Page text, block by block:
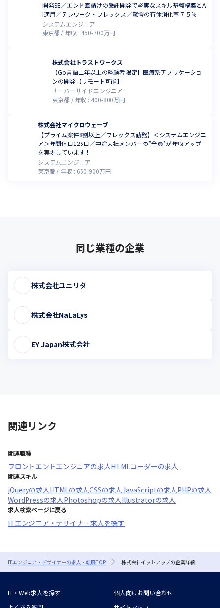
開発SE／エンド直請けの受託開発で堅実なスキル基盤構築とA
I適用／テレワーク・フレックス／驚愕の有休消化率７５％
システムエンジニア
東京都
年収 : 450-700万円
株式会社トラストワークス
【Go言語二年以上の経験者限定】医療系アプリケーショ
ンの開発【リモート可能】
サーバーサイドエンジニア
東京都
年収 : 400-800万円
株式会社マイクロウェーブ
【プライム案件8割以上／フレックス勤務】＜システムエンジニ
ア＞年間休日125日／中途入社メンバーの”全員”が年収アップ
を実現しています！
システムエンジニア
東京都
年収 : 650-900万円
同じ業種の企業
株式会社ユニリタ
株式会社NaLaLys
EY Japan株式会社
関連リンク
関連職種
フロントエンドエンジニアの求人 HTMLコーダーの求人
関連スキル
jQueryの求人 HTMLの求人CSSの求人JavaScriptの求人 PHPの求人
WordPressの求人 Photoshopの求人 Illustratorの求人
求人検索ページに戻る
ITエンジニア・デザイナー求人を探す
ITエンジニア・デザイナーの求人・転職TOP 株式会社イットアップの企業詳細
IT・Web求人を探す
個人向けお問い合わせ